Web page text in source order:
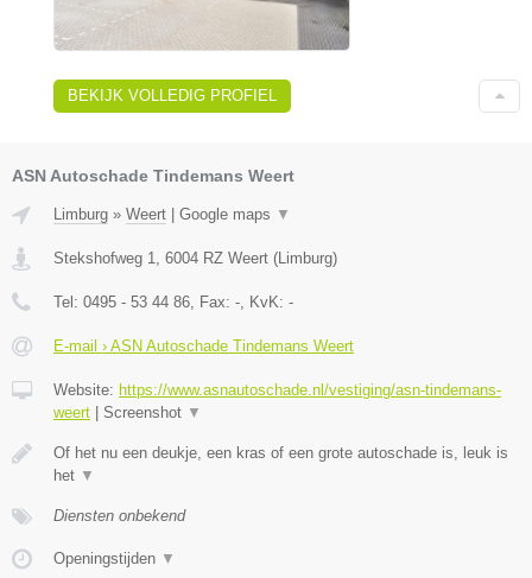
BEKIJK VOLLEDIG PROFIEL
ASN Autoschade Tindemans Weert
Limburg » Weert Google maps ▼
Stekshofweg 1 6004 RZ Weert ( Limburg)
Tel: 0495 - 53 44 86 , Fax: - , KvK: -
E-mail › ASN Autoschade Tindemans Weert
Website: https://www.asnautoschade.nl/vestiging/asn-tindemans-
weert
Screenshot ▼
Of het nu een deukje, een kras of een grote autoschade is, leuk is
het ▼
Diensten onbekend
Openingstijden ▼